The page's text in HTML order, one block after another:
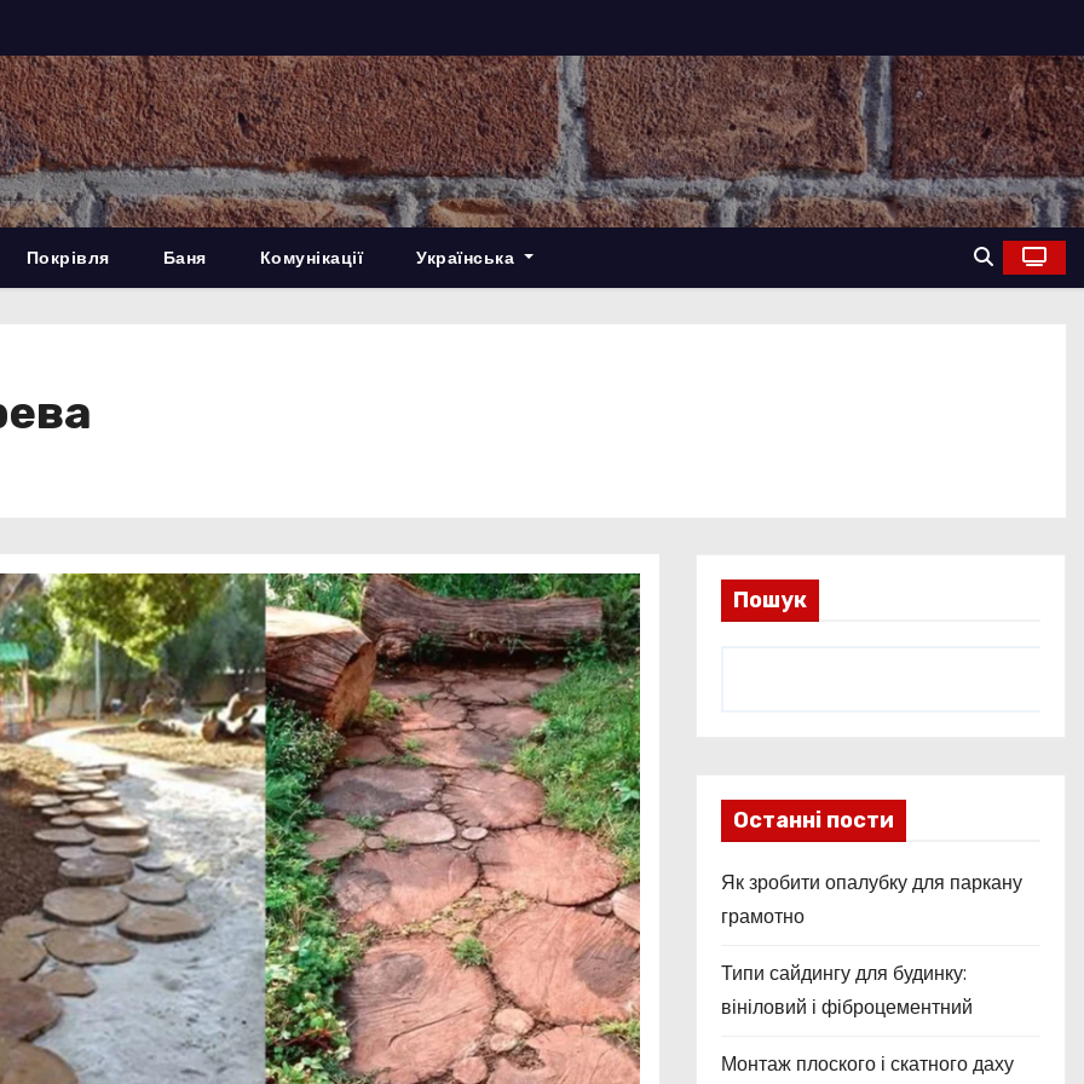
Покрівля Баня Комунікації Українська
Пошук
Останні пости
Як зробити опалубку для паркану
грамотно
Типи сайдингу для будинку:
вініловий і фіброцементний
Монтаж плоского і скатного даху